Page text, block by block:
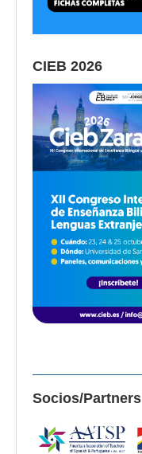
CIEB 2026
Socios/Partners